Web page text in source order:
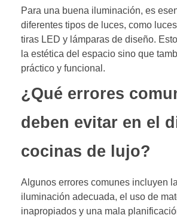
Para una buena iluminación, es
diferentes tipos de luces, como
tiras LED y lámparas de diseño.
la estética del espacio sino que
práctico y funcional.
¿Qué errores
deben evitar en el
cocinas de lujo?
Algunos errores comunes incluyen
iluminación adecuada, el uso de
inapropiados y una mala